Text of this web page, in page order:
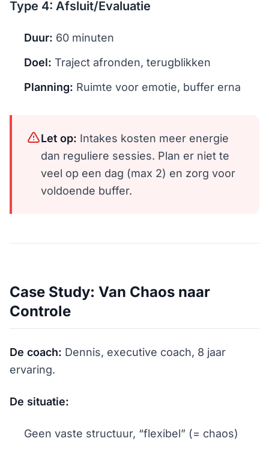
Type 4: Afsluit/Evaluatie
Duur: 60 minuten
Doel: Traject afronden, terugblikken
Planning: Ruimte voor emotie, buffer erna
Let op: Intakes kosten meer energie
dan reguliere sessies. Plan er niet te
veel op een dag (max 2) en zorg voor
voldoende buffer.
Case Study: Van Chaos naar
Controle
De coach: Dennis, executive coach, 8 jaar
ervaring.
De situatie:
Geen vaste structuur, “flexibel” (= chaos)